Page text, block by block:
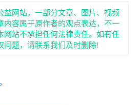
益网站，一部分文章、图片、视频
内容属于原作者的观点表达，不一
网站不承担任何法律责任。如有任
问题，请联系我们及时删除!